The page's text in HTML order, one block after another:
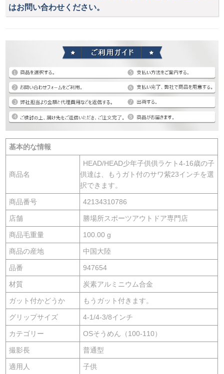
はお問い合わせください。
基本的な情報
商品名
HEAD/HEAD少年子供供ラケト4-16歳の子
供達は、もうガト付のサワ紫23インチを選
択できます。
商品番号 42134310786
店舗 勝場所スポーツアウトドア専門店
商品毛重量 100.00 g
商品の産地 中国大陸
品番 947654
材質 炭素アルミニウム合金
ガット付かどうか もうガット付きます。
グリップサイズ 4-1/4-3/8インチ
カテゴリー OSそうめん（100-110）
撮影長 普通型
適用人 子供